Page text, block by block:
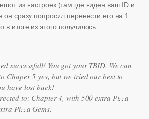
из настроек (там где виден ваш ID и
он сразу попросил перенести его на 1
в итоге из этого получилось:
successfull! You got your TBID. We can
Chaper 5 yes, but we tried our best to
have lost back!
to: Chapter 4, with 500 extra Pizza
Pizza Gems.